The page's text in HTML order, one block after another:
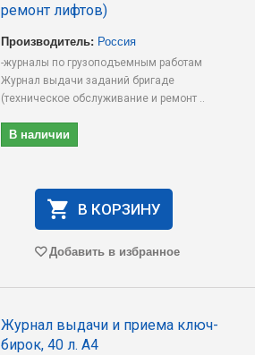
ремонт лифтов)
Производитель: Россия
-журналы по грузоподъемным работам
Журнал выдачи заданий бригаде
(техническое обслуживание и ремонт ..
В наличии
В КОРЗИНУ
Добавить в избранное
Журнал выдачи и приема ключ-
бирок, 40 л. А4